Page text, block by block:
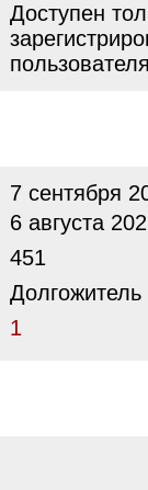
Доступен
7 сентября
6 августа
451
1